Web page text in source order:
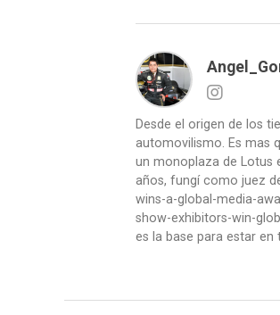
Desde el origen de los
automovilismo. Es mas
un monoplaza de Lotus
años, fungí como juez
wins-a-global-media-
show-exhibitors-win-
es la base para estar